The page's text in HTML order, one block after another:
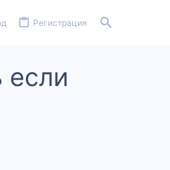
Регистрация
если